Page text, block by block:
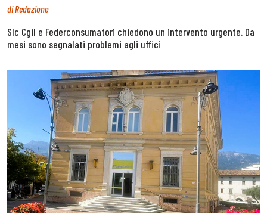
diRedazione
Slc Cgil e Federconsumatori chiedono un intervento urgente. Da
mesi sono segnalati problemi agli uffici